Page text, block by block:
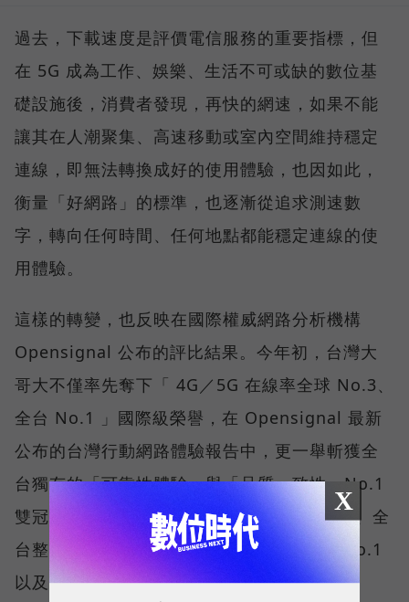
過去，下載速度是評價電信服務的重要指標，但
在 5G 成為工作、娛樂、生活不可或缺的數位基
礎設施後，消費者發現，再快的網速，如果不能
讓其在人潮聚集、高速移動或室內空間維持穩定
連線，即無法轉換成好的使用體驗，也因如此，
衡量「好網路」的標準，也逐漸從追求測速數
字，轉向任何時間、任何地點都能穩定連線的使
用體驗。
這樣的轉變，也反映在國際權威網路分析機構
Opensignal 公布的評比結果。今年初，台灣大
哥大不僅率先奪下「 4G／5G 在線率全球 No.3、
全台 No.1 」國際級榮譽，在 Opensignal 最新
公布的台灣行動網路體驗報告中，更一舉斬獲全
台獨有的「可靠性體驗」與「品質一致性」No.1
雙冠王，同時，包辦全台整體影音體驗 No.1、全
台整體語音體驗 No.1、全台 5G 語音體驗 No.1
以及全台網路在線率 No.1 多項榮譽。
X